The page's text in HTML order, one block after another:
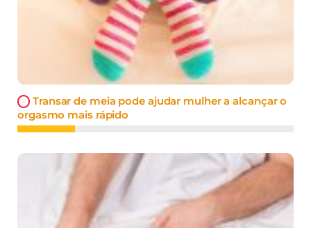
Transar de meia pode ajudar mulher a alcançar o
orgasmo mais rápido